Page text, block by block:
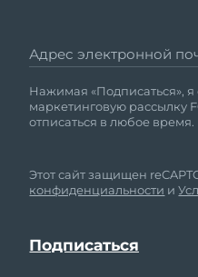
Адрес электронной
Нажимая «Подписаться», я
маркетинговую рассылку
отписаться в любое время.
Этот сайт защищен
конфиденциальности и